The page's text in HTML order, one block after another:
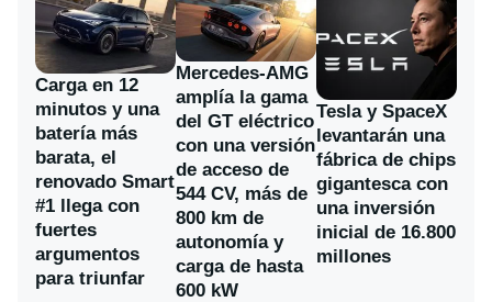
Carga en 12
minutos y una
batería más
barata, el
renovado Smart
#1 llega con
fuertes
argumentos
para triunfar
Mercedes-AMG
amplía la gama
del GT eléctrico
con una versión
de acceso de
544 CV, más de
800 km de
autonomía y
carga de hasta
600 kW
Tesla y SpaceX
levantarán una
fábrica de chips
gigantesca con
una inversión
inicial de 16.800
millones